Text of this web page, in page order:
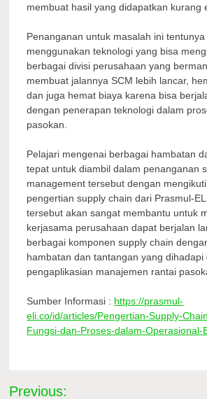
membuat hasil yang didapatkan kurang
Penanganan untuk masalah ini
menggunakan teknologi yang bisa
berbagai divisi perusahaan yang
membuat jalannya SCM lebih lancar,
dan juga hemat biaya karena bisa
dengan penerapan teknologi dalam
pasokan.
Pelajari mengenai berbagai hambatan
tepat untuk diambil dalam penanganan
management tersebut dengan
pengertian supply chain dari Prasmul-
tersebut akan sangat membantu untuk
kerjasama perusahaan dapat berjalan
berbagai komponen supply chain
hambatan dan tantangan yang dihadapi
pengaplikasian manajemen rantai
Sumber Informasi : https://prasmul-
eli.co/id/articles/Pengertian-Supply-
Fungsi-dan-Proses-dalam-Operasional-
Navigasi
Previous: